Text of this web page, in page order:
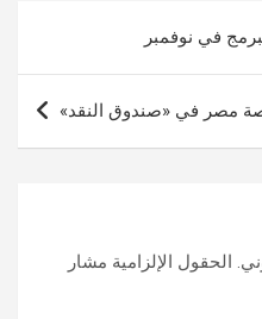
في نوفمبر
الحقول الإلزامية مشار